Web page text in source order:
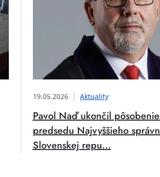
19.05.2026 Aktuality
Pavol Naď ukončil
predsedu Najvyššieho
Slovenskej repu...